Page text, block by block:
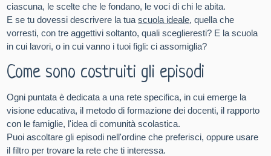
ciascuna, le scelte che le fondano, le voci di chi le abita.
E se tu dovessi descrivere la tuascuola ideale, quella che
vorresti, con tre aggettivi soltanto, quali sceglieresti? E la scuola
in cui lavori, o in cui vanno i tuoi figli: ci assomiglia?
Come sono costruiti gli episodi
Ogni puntata è dedicata a una rete specifica, in cui emerge la
visione educativa, il metodo di formazione dei docenti, il rapporto
con le famiglie, l'idea di comunità scolastica.
Puoi ascoltare gli episodi nell'ordine che preferisci, oppure usare
il filtro per trovare la rete che ti interessa.